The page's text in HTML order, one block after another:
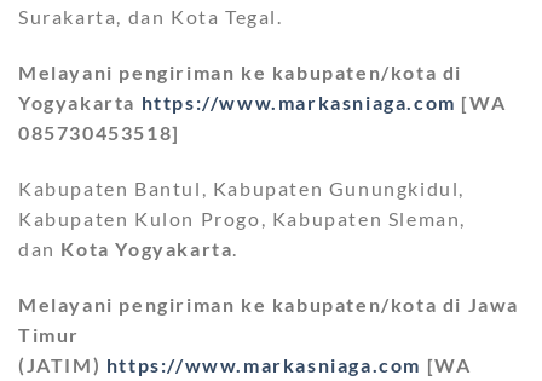
Surakarta, dan Kota Tegal.
Melayani pengiriman ke kabupaten/kota di
Yogyakarta https://www.markasniaga.com [WA
085730453518]
Kabupaten Bantul, Kabupaten Gunungkidul,
Kabupaten Kulon Progo, Kabupaten Sleman,
dan Kota Yogyakarta
Melayani pengiriman ke kabupaten/kota di Jawa
Timur
(JATIM) https://www.markasniaga.com [WA